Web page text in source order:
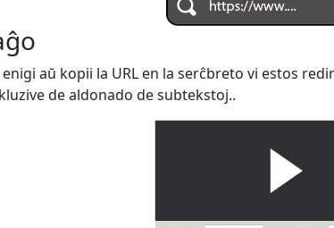
aŭ kopii la URL en la serĉbreto vi estos
de aldonado de subtekstoj..